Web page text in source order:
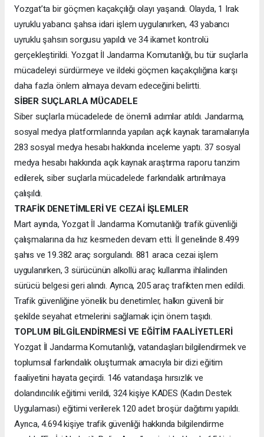
Yozgat’ta bir göçmen kaçakçılığı olayı yaşandı. Olayda, 1 Irak
uyruklu yabancı şahsa idari işlem uygulanırken, 43 yabancı
uyruklu şahsın sorgusu yapıldı ve 34 ikamet kontrolü
gerçekleştirildi. Yozgat İl Jandarma Komutanlığı, bu tür suçlarla
mücadeleyi sürdürmeye ve ildeki göçmen kaçakçılığına karşı
daha fazla önlem almaya devam edeceğini belirtti.
SİBER SUÇLARLA MÜCADELE
Siber suçlarla mücadelede de önemli adımlar atıldı. Jandarma,
sosyal medya platformlarında yapılan açık kaynak taramalarıyla
283 sosyal medya hesabı hakkında inceleme yaptı. 37 sosyal
medya hesabı hakkında açık kaynak araştırma raporu tanzim
edilerek, siber suçlarla mücadelede farkındalık artırılmaya
çalışıldı.
TRAFİK DENETİMLERİ VE CEZAİ İŞLEMLER
Mart ayında, Yozgat İl Jandarma Komutanlığı trafik güvenliği
çalışmalarına da hız kesmeden devam etti. İl genelinde 8.499
şahıs ve 19.382 araç sorgulandı. 881 araca cezai işlem
uygulanırken, 3 sürücünün alkollü araç kullanma ihlalinden
sürücü belgesi geri alındı. Ayrıca, 205 araç trafikten men edildi.
Trafik güvenliğine yönelik bu denetimler, halkın güvenli bir
şekilde seyahat etmelerini sağlamak için önem taşıdı.
TOPLUM BİLGİLENDİRMESİ VE EĞİTİM FAALİYETLERİ
Yozgat İl Jandarma Komutanlığı, vatandaşları bilgilendirmek ve
toplumsal farkındalık oluşturmak amacıyla bir dizi eğitim
faaliyetini hayata geçirdi. 146 vatandaşa hırsızlık ve
dolandırıcılık eğitimi verildi, 324 kişiye KADES (Kadın Destek
Uygulaması) eğitimi verilerek 120 adet broşür dağıtımı yapıldı.
Ayrıca, 4.694 kişiye trafik güvenliği hakkında bilgilendirme